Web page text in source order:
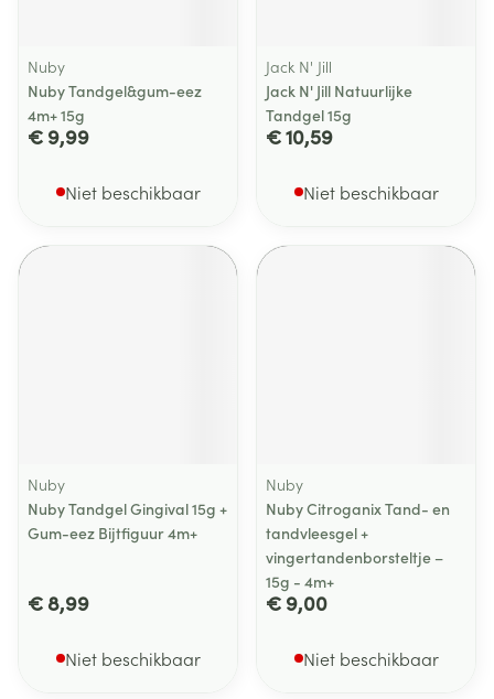
Nuby
Nuby Tandgel&gum-eez
4m+ 15g
€ 9,99
Niet beschikbaar
Jack N' Jill
Jack N' Jill Natuurlijke
Tandgel 15g
€ 10,59
Niet beschikbaar
Nuby
Nuby Tandgel Gingival 15g +
Gum-eez Bijtfiguur 4m+
€ 8,99
Niet beschikbaar
Nuby
Nuby Citroganix Tand- en
tandvleesgel +
vingertandenborsteltje –
15g - 4m+
€ 9,00
Niet beschikbaar